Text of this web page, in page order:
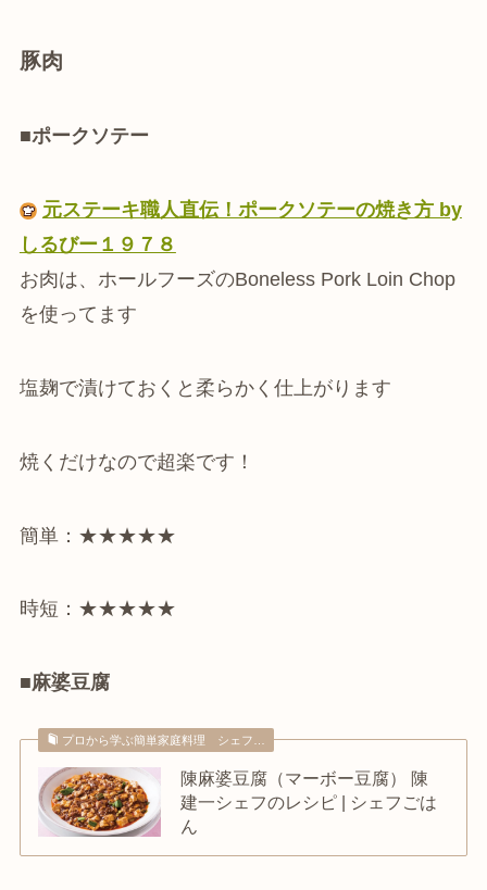
豚肉
■ポークソテー
元ステーキ職人直伝！ポークソテーの焼き方 by
しるびー１９７８
お肉は、ホールフーズのBoneless Pork Loin Chop
を使ってます
塩麹で漬けておくと柔らかく仕上がります
焼くだけなので超楽です！
簡単：★★★★★
時短：★★★★★
■麻婆豆腐
プロから学ぶ簡単家庭料理 シェフ…
陳麻婆豆腐（マーボー豆腐） 陳
建一シェフのレシピ | シェフごは
ん